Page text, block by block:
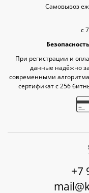
Самовывоз
с
При регистрации и
данные надёжно
современными
сертификат c 256
+7